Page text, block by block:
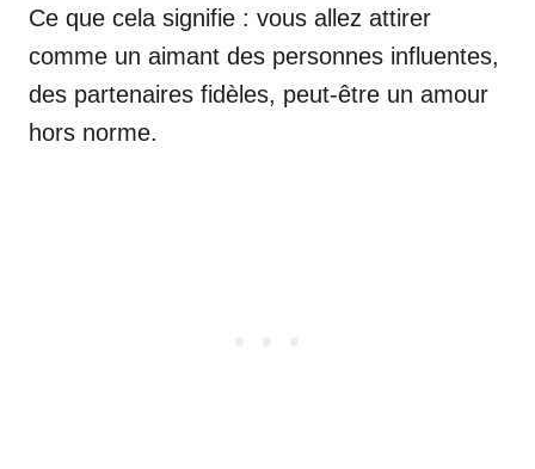
Ce que cela signifie : vous allez attirer
comme un aimant des personnes influentes,
des partenaires fidèles, peut-être un amour
hors norme.